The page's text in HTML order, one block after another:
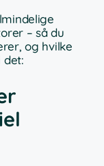
– så du
og hvilke
det: